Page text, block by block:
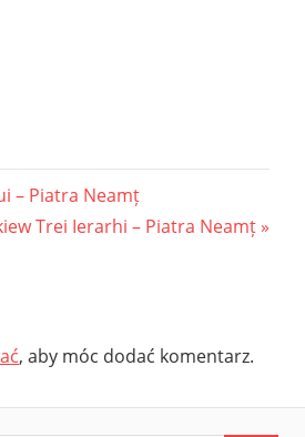
– Piatra Neamț
Trei Ierarhi – Piatra Neamț
, aby móc dodać komentarz.